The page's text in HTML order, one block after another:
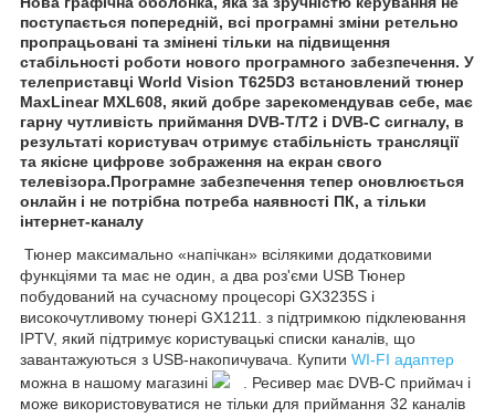
поступається попередній, всі програмні зміни ретельно
пропрацьовані та змінені тільки на підвищення
стабільності роботи нового програмного забезпечення. У
телеприставці World Vision T625D3 встановлений тюнер
MaxLinear MXL608, який добре зарекомендував себе, має
гарну чутливість приймання DVB-T/T2 і DVB-C сигналу, в
результаті користувач отримує стабільність трансляції
та якісне цифрове зображення на екран свого
телевізора.Програмне забезпечення тепер оновлюється
онлайн і не потрібна потреба наявності ПК, а тільки
інтернет-каналу
Тюнер максимально «напічкан» всілякими додатковими
функціями та має не один, а два роз'єми USB Тюнер
побудований на сучасному процесорі GX3235S і
високочутливому тюнері GX1211. з підтримкою підклеювання
IPTV, який підтримує користувацькі списки каналів, що
завантажуються з USB-накопичувача. Купити WI-FI адаптер
можна в нашому магазині
. Ресивер має DVB-C приймач і
може використовуватися не тільки для приймання 32 каналів